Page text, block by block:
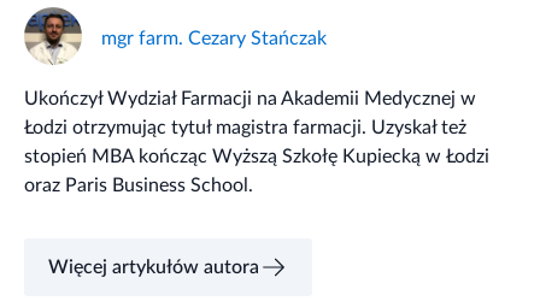
mgr farm. Cezary Stańczak
Ukończył Wydział Farmacji na Akademii Medycznej w
Łodzi otrzymując tytuł magistra farmacji. Uzyskał też
stopień MBA kończąc Wyższą Szkołę Kupiecką w Łodzi
oraz Paris Business School.
Więcej artykułów autora